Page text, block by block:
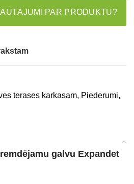
PAR PRODUKTU?
terases karkasam, Piederumi,
galvu Expandet